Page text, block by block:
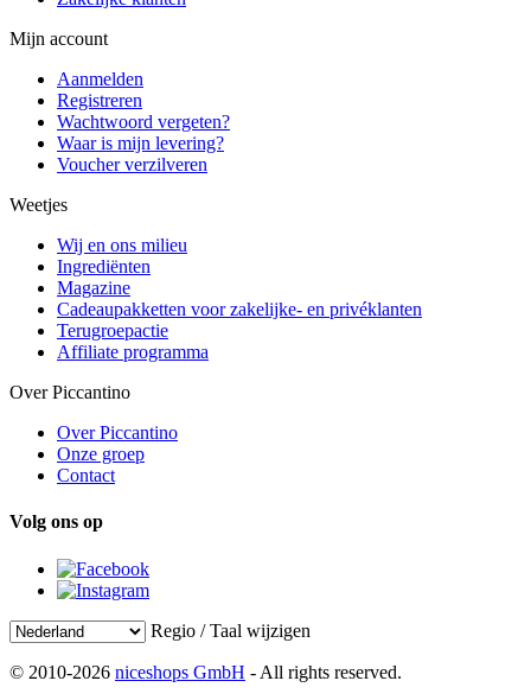
Mijn account
Aanmelden
Registreren
Wachtwoord vergeten?
Waar is mijn levering?
Voucher verzilveren
Weetjes
Wij en ons milieu
Ingrediënten
Magazine
Cadeaupakketten voor zakelijke- en privéklanten
Terugroepactie
Affiliate programma
Over Piccantino
Over Piccantino
Onze groep
Contact
Volg ons op
Regio / Taal wijzigen
© 2010-2026 niceshops GmbH - All rights reserved.